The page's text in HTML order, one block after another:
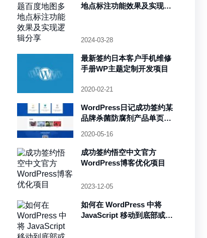
地点标注功能效果及实现逻
2024-03-28
最新签约日本客户手机维修
手册WP主题定制开发项目
2020-02-21
WordPress日记成功签约某
品牌杀菌防腐剂产品单页面
2020-05-16
成功签约悟空中文官方
WordPress博客优化项目
2023-12-05
如何在 WordPress 中将
JavaScript 移动到底部或页